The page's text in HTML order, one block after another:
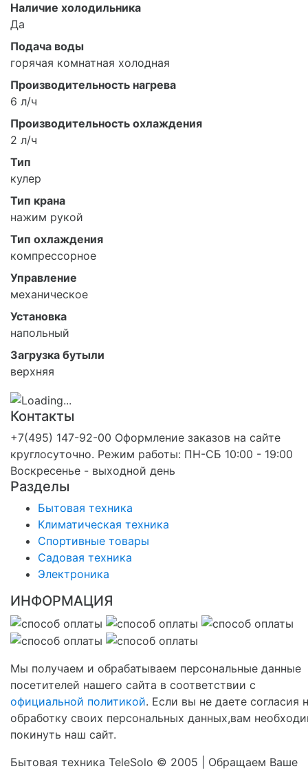
Наличие холодильника
Да
Подача воды
горячая комнатная холодная
Производительность нагрева
6 л/ч
Производительность охлаждения
2 л/ч
Тип
кулер
Тип крана
нажим рукой
Тип охлаждения
компрессорное
Управление
механическое
Установка
напольный
Загрузка бутыли
верхняя
Контакты
+7(495) 147-92-00 Оформление заказов на сайте
круглосуточно. Режим работы: ПН-СБ 10:00 - 19:00
Воскресенье - выходной день
Разделы
Бытовая техника
Климатическая техника
Спортивные товары
Садовая техника
Электроника
ИНФОРМАЦИЯ
Мы получаем и обрабатываем персональные данные
посетителей нашего сайта в соответствии с
официальной политикой. Если вы не даете согласия
обработку своих персональных данных,вам
покинуть наш сайт.
Бытовая техника TeleSolo © 2005 | Обращаем Ваше